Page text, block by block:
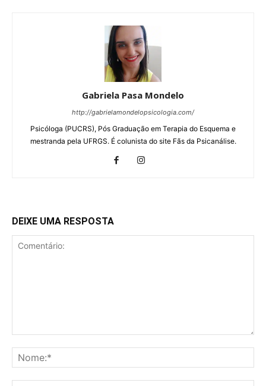
Gabriela Pasa Mondelo
http://gabrielamondelopsicologia.com/
Psicóloga (PUCRS), Pós Graduação em Terapia do Esquema e
mestranda pela UFRGS. É colunista do site Fãs da Psicanálise.
DEIXE UMA RESPOSTA